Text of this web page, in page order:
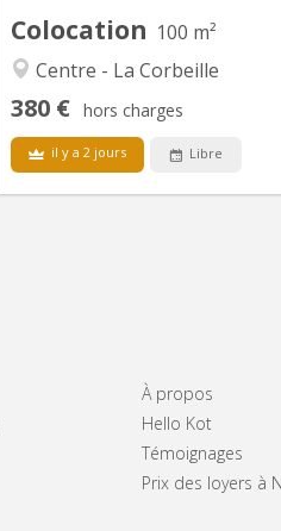
Colocation 100 m²
Centre - La Corbeille
380 € hors charges
il y a 2 jours Libre
À propos
Hello Kot
Témoignages
Prix des loyers à